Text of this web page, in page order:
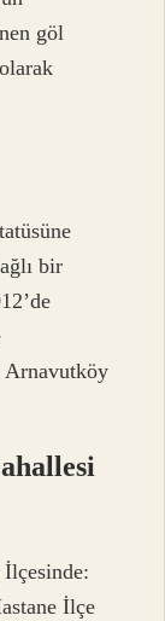
göl
bir
Arnavutköy
İlçe